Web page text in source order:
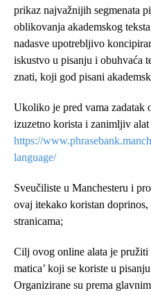
prikaz najvažnijih segmenata
oblikovanja akademskog
nadasve upotrebljivo
iskustvo u pisanju i obuhvaća
znati, koji god pisani
Ukoliko je pred vama zadatak
izuzetno korista i zanimljiv alat
https://
language/
Sveučiliste u Manchesteru i
ovaj itekako koristan
stranicama;
Cilj ovog online alata je pružiti
matica’ koji se koriste u
Organizirane su prema